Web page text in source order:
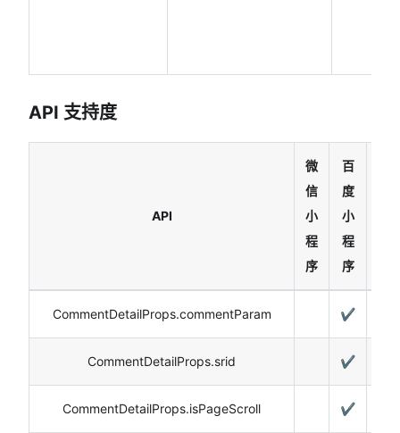
API 支持度
API
微
信
小
程
序
百
度
小
程
序
CommentDetailProps.commentParam ✔️
CommentDetailProps.srid ✔️
CommentDetailProps.isPageScroll ✔️